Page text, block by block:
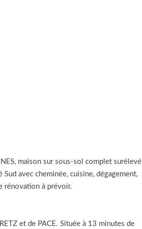
maison sur sous-sol complet surélevé
avec cheminée, cuisine, dégagement,
rénovation à prévoir.
et de PACE. Située à 13 minutes de